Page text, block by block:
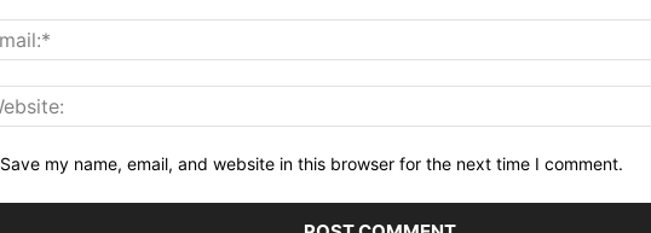
Save my name, email, and website in this browser for the next time I comment.